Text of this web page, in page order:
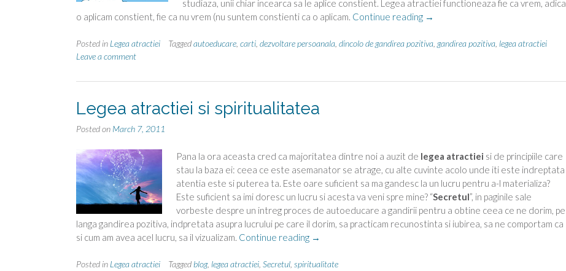
studiaza, unii chiar incearca sa le aplice constient. Legea atractiei functioneaza fie ca vrem, adica
o aplicam constient, fie ca nu vrem (nu suntem constienti ca o aplicam. Continue reading
“Gandirea
dincolo
→
Posted in Legea atractiei Taggedautoeducare carti dezvoltare persoanala dincolo de gandirea pozitiva gandirea pozitiva legea atractiei
Leave a comment
Legea atractiei si spiritualitatea
Posted on March 7, 2011
Pana la ora aceasta cred ca majoritatea dintre noi a auzit de legea atractiei si de principiile care
stau la baza ei: ceea ce este asemanator se atrage, cu alte cuvinte acolo unde iti este indreptata
atentia este si puterea ta. Este oare suficient sa ma gandesc la un lucru pentru a-l materializa?
Este suficient sa imi doresc un lucru si acesta va veni spre mine? “Secretul”, in paginile sale
vorbeste despre un intreg proces de autoeducare a gandirii pentru a obtine ceea ce ne dorim, pe
langa gandirea pozitiva, indpretata asupra lucrului pe care il dorim, sa practicam recunostinta si iubirea, sa ne comportam ca
si cum am avea acel lucru, sa il vizualizam. Continue reading
“Legea
si
→
Posted in Legea atractiei Tagged blog, legea atractiei Secretul spiritualitate